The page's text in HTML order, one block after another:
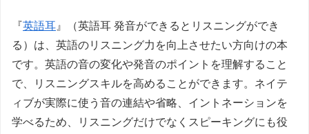
『英語耳 』（英語耳 発音ができるとリスニングができ
る）は、英語のリスニング力を向上させたい方向けの本
です。英語の音の変化や発音のポイントを理解すること
で、リスニングスキルを高めることができます。ネイテ
ィブが実際に使う音の連結や省略、イントネーションを
学べるため、リスニングだけでなくスピーキングにも役